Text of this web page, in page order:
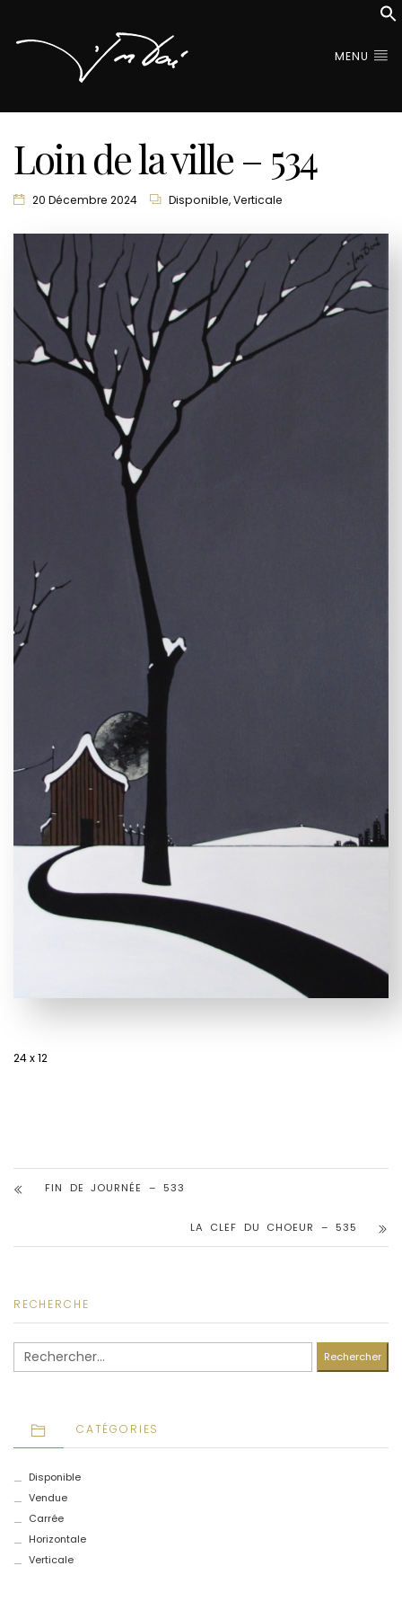
MENU
Loin de la ville – 534
20 Décembre 2024 Disponible,Verticale
24 x 12
FIN DE JOURNÉE – 533
LA CLEF DU CHOEUR – 535
RECHERCHE
Rechercher :
CATÉGORIES
Disponible
Vendue
Carrée
Horizontale
Verticale